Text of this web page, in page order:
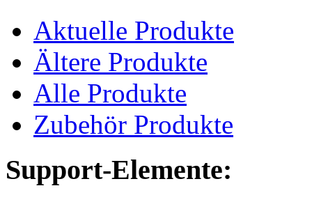
Aktuelle Produkte
Ältere Produkte
Alle Produkte
Zubehör Produkte
Support-Elemente: